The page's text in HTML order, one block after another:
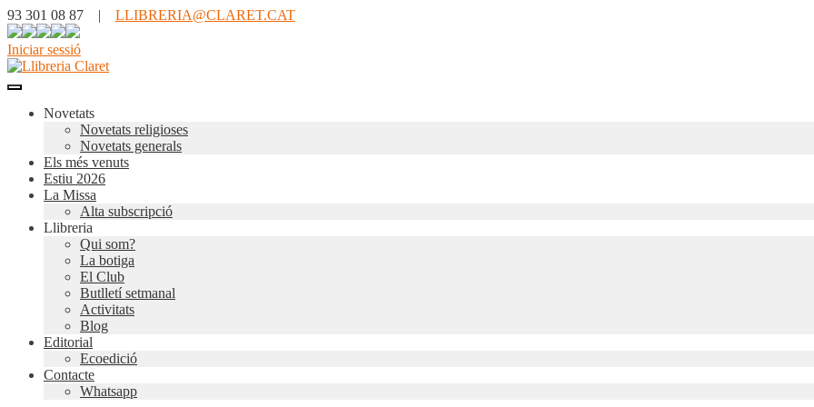
93 301 08 87 | LLIBRERIA@CLARET.CAT
Iniciar sessió
Novetats
Novetats religioses
Novetats generals
Els més venuts
Estiu 2026
La Missa
Alta subscripció
Llibreria
Qui som?
La botiga
El Club
Butlletí setmanal
Activitats
Blog
Editorial
Ecoedició
Contacte
Whatsapp